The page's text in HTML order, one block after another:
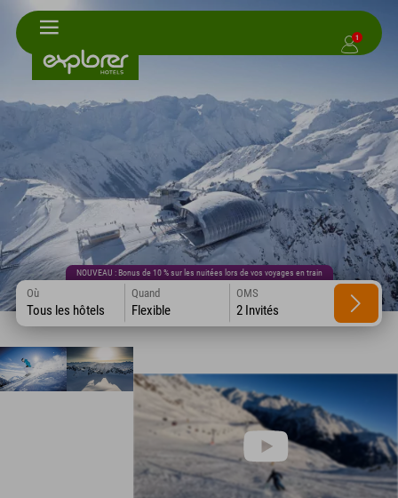
1
NOUVEAU : Bonus de 10 % sur les nuitées lors de vos voyages en train
Où
Tous les hôtels
Quand
Flexible
OMS
2 Invités